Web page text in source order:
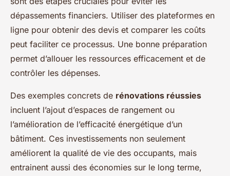
dépassements financiers. Utiliser des plateformes en
ligne pour obtenir des devis et comparer les coûts
peut faciliter ce processus. Une bonne préparation
permet d’allouer les ressources efficacement et de
contrôler les dépenses.
Des exemples concrets de rénovations réussies
incluent l’ajout d’espaces de rangement ou
l’amélioration de l’efficacité énergétique d’un
bâtiment. Ces investissements non seulement
améliorent la qualité de vie des occupants, mais
entrainent aussi des économies sur le long terme,